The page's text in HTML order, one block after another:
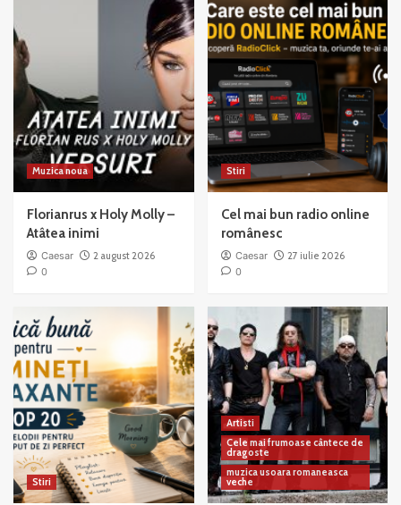
Jazz
Muzica noua
Florianrus x Holy Molly –
Atâtea inimi
Caesar
2 august 2026
0
Stiri
Cel mai bun radio online
românesc
Caesar
27 iulie 2026
0
Stiri
Artisti
Cele mai frumoase cântece de
dragoste
muzica usoara romaneasca
veche